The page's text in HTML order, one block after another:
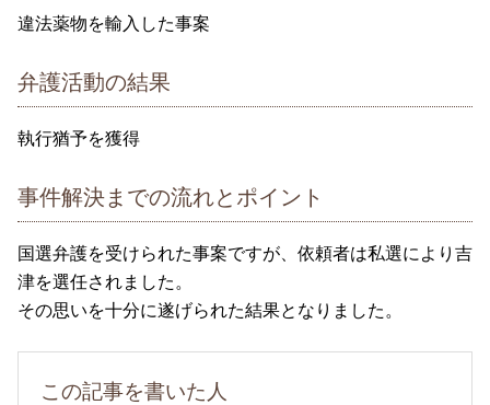
違法薬物を輸入した事案
弁護活動の結果
執行猶予を獲得
事件解決までの流れとポイント
国選弁護を受けられた事案ですが、依頼者は私選により吉
津を選任されました。
その思いを十分に遂げられた結果となりました。
この記事を書いた人